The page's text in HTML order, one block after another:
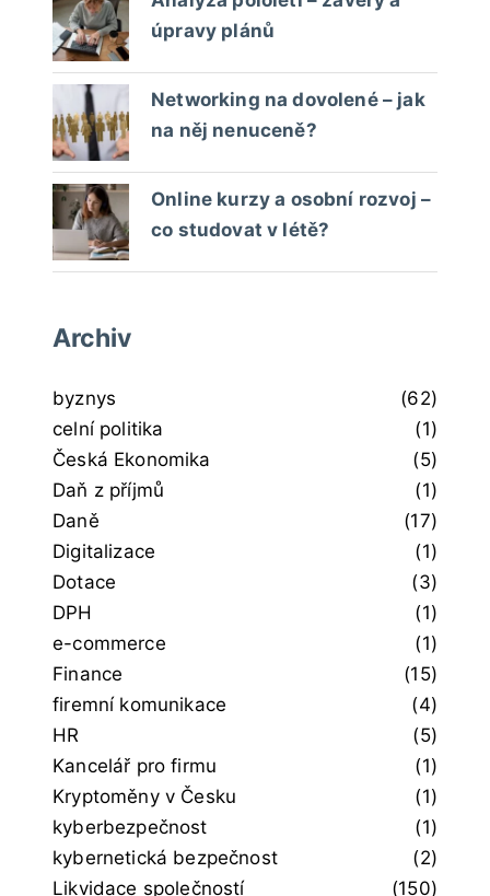
úpravy plánů
Networking na dovolené – jak
na něj nenuceně?
Online kurzy a osobní rozvoj –
co studovat v létě?
Archiv
byznys
(62)
celní politika
(1)
Česká Ekonomika
(5)
Daň z příjmů
(1)
Daně
(17)
Digitalizace
(1)
Dotace
(3)
DPH
(1)
e-commerce
(1)
Finance
(15)
firemní komunikace
(4)
HR
(5)
Kancelář pro firmu
(1)
Kryptoměny v Česku
(1)
kyberbezpečnost
(1)
kybernetická bezpečnost
(2)
Likvidace společností
(150)